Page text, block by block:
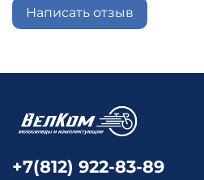
Написать отзыв
+7(812) 922-83-89